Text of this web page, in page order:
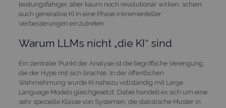
leistungsfähiger, aber kaum noch revolutionär wirken, schien
auch generative KI in eine Phase inkrementeller
Verbesserungen einzutreten.
Warum LLMs nicht „die KI“ sind
Ein zentraler Punkt der Analyse ist die begriffliche Verengung,
die der Hype mit sich brachte. In der öffentlichen
Wahrnehmung wurde KI nahezu vollständig mit Large
Language Models gleichgesetzt. Dabei handelt es sich um eine
sehr spezielle Klasse von Systemen, die statistische Muster in